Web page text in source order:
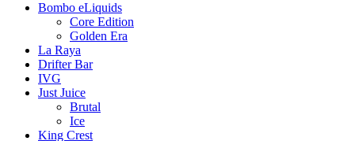
Bombo eLiquids
Core Edition
Golden Era
La Raya
Drifter Bar
IVG
Just Juice
Brutal
Ice
King Crest